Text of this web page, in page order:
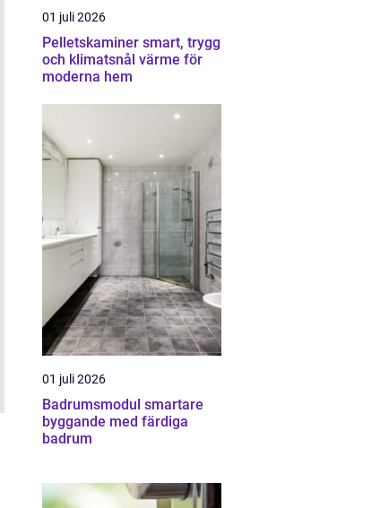
01 juli 2026
Pelletskaminer smart, trygg
och klimatsnål värme för
moderna hem
01 juli 2026
Badrumsmodul smartare
byggande med färdiga
badrum